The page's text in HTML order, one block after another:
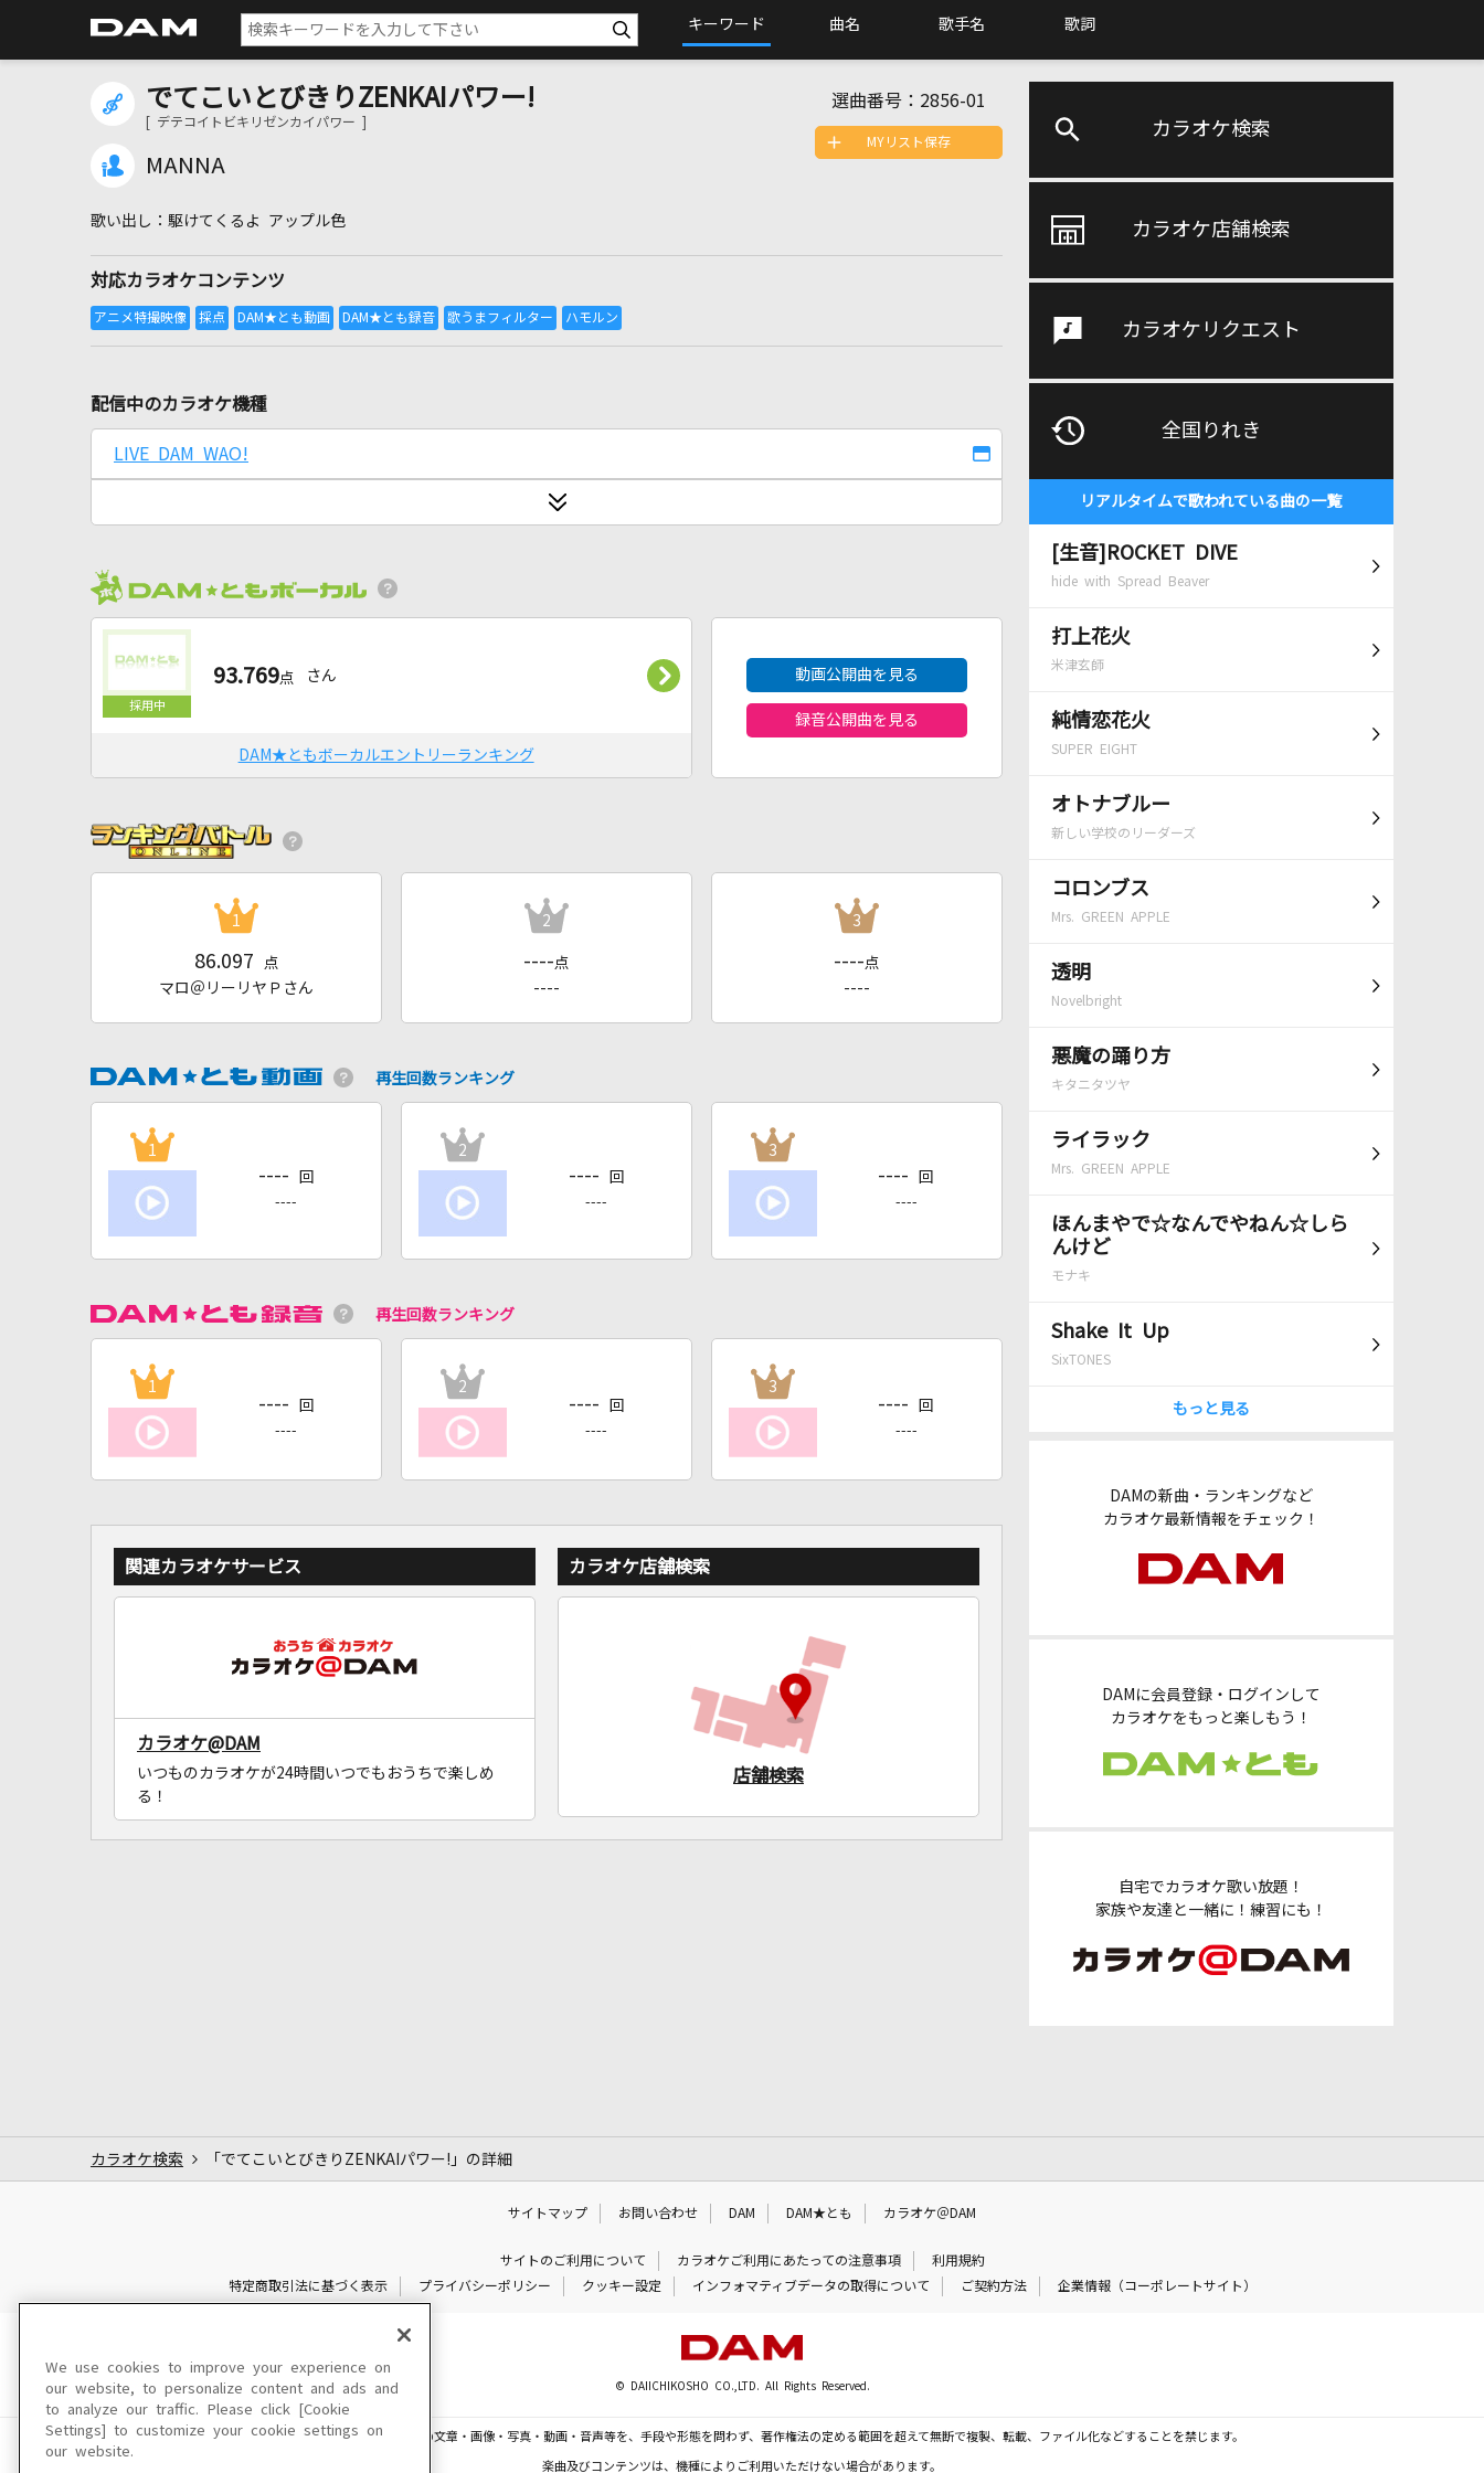
キーワード 曲名 歌手名 歌詞
カラオケ検索
カラオケ店舗検索
カラオケリクエスト
全国りれき
リアルタイムで歌われている曲の一覧
[生音]ROCKET DIVE
hide with Spread Beaver
打上花火
米津玄師
純情恋花火
SUPER EIGHT
オトナブルー
新しい学校のリーダーズ
コロンブス
Mrs. GREEN APPLE
透明
Novelbright
悪魔の踊り方
キタニタツヤ
ライラック
Mrs. GREEN APPLE
ほんまやで☆なんでやねん☆しら
んけど
モナキ
Shake It Up
SixTONES
もっと見る
DAMの新曲・ランキングなど
カラオケ最新情報をチェック！
DAMに会員登録・ログインして
カラオケをもっと楽しもう！
自宅でカラオケ歌い放題！
家族や友達と一緒に！練習にも！
でてこいとびきりZENKAIパワー!
[ デテコイトビキリゼンカイパワー ]
MANNA
選曲番号： 2856-01
駆けてくるよ アップル色
対応カラオケコンテンツ
MYリスト保存
配信中のカラオケ機種
LIVE DAM WAO!
93.769点 さん
DAM★ともボーカルエントリーランキング
動画公開曲を見る
録音公開曲を見る
1
86.097
点
マロ＠リーリヤＰさん
2
---- 点
----
3
---- 点
----
再生回数ランキング
1
---- 回
----
2
---- 回
----
3
---- 回
----
再生回数ランキング
1
---- 回
----
2
---- 回
----
3
---- 回
----
関連カラオケサービス
カラオケ@DAM
いつものカラオケが24時間いつでもおうちで楽しめ
る！
カラオケ店舗検索
店舗検索
カラオケ検索 「でてこいとびきりZENKAIパワー!」の詳細
サイトマップ お問い合わせ DAM DAM★とも カラオケ＠DAM
サイトのご利用について カラオケご利用にあたっての注意事項
利用規約
特定商取引法に基づく表示
プライバシーポリシー クッキー設定 インフォマティブデータの取得について ご契約方法 企業情報（コーポレートサイト）
© DAIICHIKOSHO CO.,LTD. All Rights Reserved.
このサイトに掲載されている一切の文章・画像・写真・動画・音声等を、手段や形態を問わず、著作権法の定める範囲を超えて無断で複製、転載、ファイル化などすることを禁じます。
楽曲及びコンテンツは、機種によりご利用いただけない場合があります。
We use cookies to improve your experience on
our website, to personalize content and ads and
to analyze our traffic. Please click [Cookie
Settings] to customize your cookie settings on
our website.